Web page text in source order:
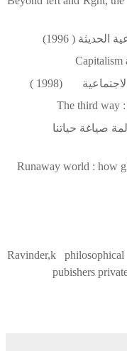
Capitalism
The third way
Runaway world : how
1- Ravinder,k
pubishers